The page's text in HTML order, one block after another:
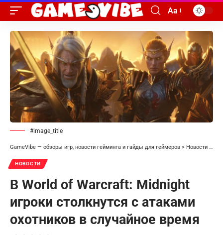
Aa
#image_title
GameVibe — обзоры игр, новости гейминга и гайды для геймеров > Новости
НОВОСТИ
В World of Warcraft: Midnight
игроки столкнутся с атаками
охотников в случайное время